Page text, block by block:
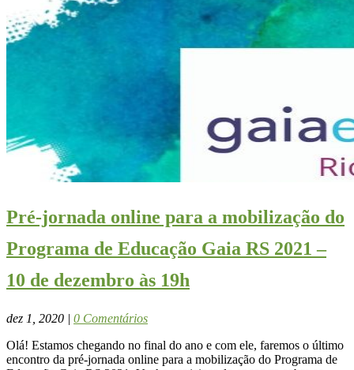
Pré-jornada online para a mobilização do
Programa de Educação Gaia RS 2021 –
10 de dezembro às 19h
dez 1, 2020 | 0 Comentários
Olá! Estamos chegando no final do ano e com ele, faremos o último
encontro da pré-jornada online para a mobilização do Programa de